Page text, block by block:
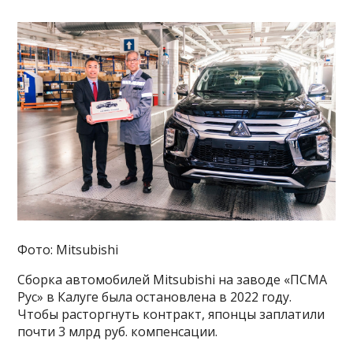
Фото: Mitsubishi
Сборка автомобилей Mitsubishi на заводе «ПСМА
Рус» в Калуге была остановлена в 2022 году.
Чтобы расторгнуть контракт, японцы заплатили
почти 3 млрд руб. компенсации.